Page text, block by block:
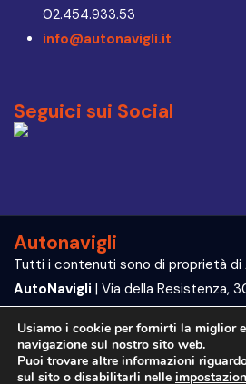
02.454.933.53
info@autonavigli.it
Seguici sui Social
Autonavigli
Tutti i contenuti sono di proprietà di
AutoNavigli | Via della Resistenza,
P.IVA e C.F. 09564070960
Trattamento dei dati | Privacy
Usiamo i cookie per fornirti la miglior
navigazione sul nostro sito web.
Puoi trovare altre informazioni
sul sito o disabilitarli nelle